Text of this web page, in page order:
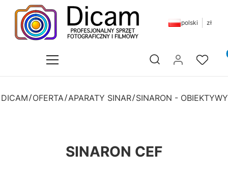
polski zł
Otwórz wyszukiwarkę
OFERTA APARATY SINAR SINARON - OBIEKTYWY
SINARON CEF